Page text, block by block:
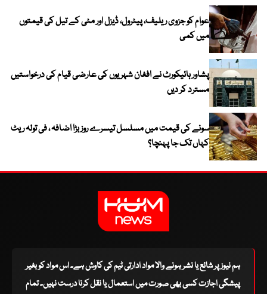
عوام کو جزوی ریلیف، پیٹرول، ڈیزل اور مٹی کے تیل کی قیمتوں
میں کمی
پشاور ہائیکورٹ نے افغان شہریوں کی عارضی قیام کی درخواستیں
مسترد کر دیں
سونے کی قیمت میں مسلسل تیسرے روز بڑا اضافہ ، فی تولہ ریٹ
کہاں تک جا پہنچا؟
ہم نیوز پر شائع یا نشر ہونے والا مواد ادارتی ٹیم کی کاوش ہے۔ اس مواد کو بغیر
پیشگی اجازت کسی بھی صورت میں استعمال یا نقل کرنا درست نہیں۔ تمام